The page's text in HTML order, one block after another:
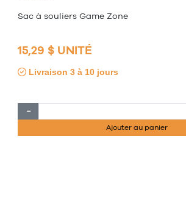
Sac à souliers Game Zone
15,29 $ UNITÉ
Livraison 3 à 10 jours
−
Ajouter au panier